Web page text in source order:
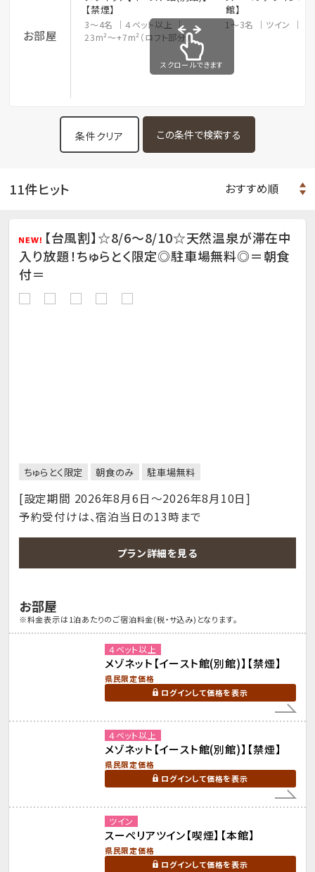
お部屋
【禁煙】
3～4名
４ベット以上
23m²～+7m²（ロフト部分）
館】
1～3名 ツイン
スクロールできます
条件クリア
11件ヒット
【台風割】☆8/6～8/10☆天然温泉が滞在中
入り放題！ちゅらとく限定◎駐車場無料◎＝朝食
付＝
ちゅらとく限定 朝食のみ 駐車場無料
[設定期間 2026年8月6日～2026年8月10日]
予約受付けは、宿泊当日の13時まで
プラン詳細を見る
お部屋
※料金表示は1泊あたりのご宿泊料金(税・サ込み)となります。
４ベット以上
メゾネット【イースト館(別館)】【禁煙】
県民限定価格
ログインして価格を表示
４ベット以上
メゾネット【イースト館(別館)】【禁煙】
県民限定価格
ログインして価格を表示
ツイン
スーペリアツイン【喫煙】【本館】
県民限定価格
ログインして価格を表示